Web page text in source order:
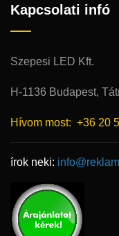
Kapcsolati infó
Szepesi LED Kft.
H-1136 Budapest,
Hívom most: +36 20
írok neki: